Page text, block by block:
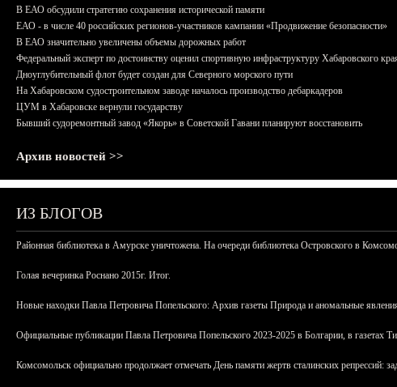
В ЕАО обсудили стратегию сохранения исторической памяти
ЕАО - в числе 40 российских регионов-участников кампании «Продвижение безопасности»
В ЕАО значительно увеличены объемы дорожных работ
Федеральный эксперт по достоинству оценил спортивную инфраструктуру Хабаровского
Дноуглубительный флот будет создан для Северного морского пути
На Хабаровском судостроительном заводе началось производство дебаркадеров
ЦУМ в Хабаровске вернули государству
Бывший судоремонтный завод «Якорь» в Советской Гавани планируют восстановить
Архив новостей >>
ИЗ БЛОГОВ
Районная библиотека в Амурске уничтожена. На очереди библиотека Островского в
Голая вечеринка Роснано 2015г. Итог.
Новые находки Павла Петровича Попельского: Архив газеты Природа и аномальные
Официальные публикации Павла Петровича Попельского 2023-2025 в Болгарии, в газетах
Комсомольск официально продолжает отмечать День памяти жертв сталинских репрессий: